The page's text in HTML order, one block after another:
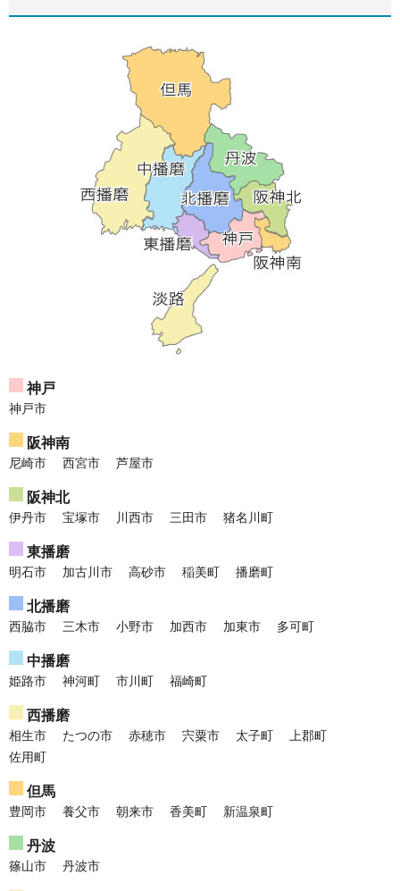
神戸
神戸市
阪神南
尼崎市 西宮市 芦屋市
阪神北
伊丹市 宝塚市 川西市 三田市 猪名川町
東播磨
明石市 加古川市 高砂市 稲美町 播磨町
北播磨
西脇市 三木市 小野市 加西市 加東市 多可町
中播磨
姫路市 神河町 市川町 福崎町
西播磨
相生市 たつの市 赤穂市 宍粟市 太子町
上郡町
佐用町
但馬
豊岡市 養父市 朝来市 香美町 新温泉町
丹波
篠山市 丹波市